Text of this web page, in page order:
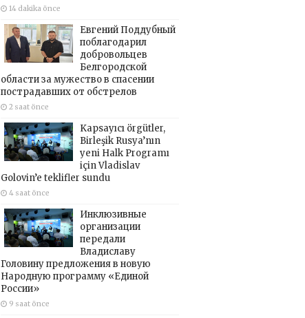
14 dakika önce
Евгений Поддубный
поблагодарил
добровольцев
Белгородской
области за мужество в спасении
пострадавших от обстрелов
2 saat önce
Kapsayıcı örgütler,
Birleşik Rusya’nın
yeni Halk Programı
için Vladislav
Golovin’e teklifler sundu
4 saat önce
Инклюзивные
организации
передали
Владиславу
Головину предложения в новую
Народную программу «Единой
России»
9 saat önce